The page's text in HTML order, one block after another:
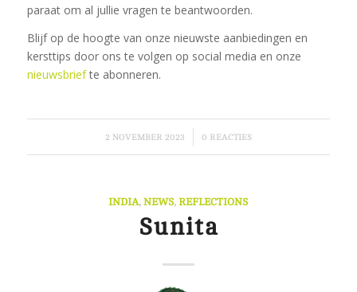
paraat om al jullie vragen te beantwoorden.
Blijf op de hoogte van onze nieuwste aanbiedingen en
kersttips door ons te volgen op social media en onze
nieuwsbriefte abonneren.
2 NOVEMBER 2023
/ 0 REACTIES
INDIA,NEWS,REFLECTIONS
Sunita